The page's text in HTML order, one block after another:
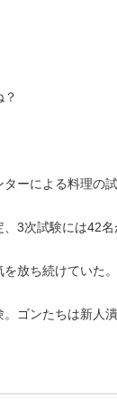
？
ーによる料理の試
3次試験には42名
放ち続けていた。
ゴンたちは新人